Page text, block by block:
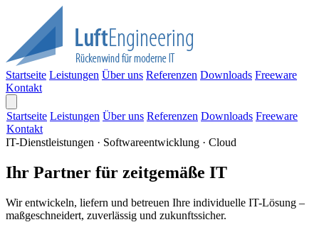
Startseite Leistungen Über uns Referenzen Downloads Freeware
Kontakt
Startseite Leistungen Über uns Referenzen Downloads Freeware
Kontakt
IT-Dienstleistungen · Softwareentwicklung · Cloud
Ihr Partner für zeitgemäße IT
Wir entwickeln, liefern und betreuen Ihre individuelle IT-Lösung –
maßgeschneidert, zuverlässig und zukunftssicher.